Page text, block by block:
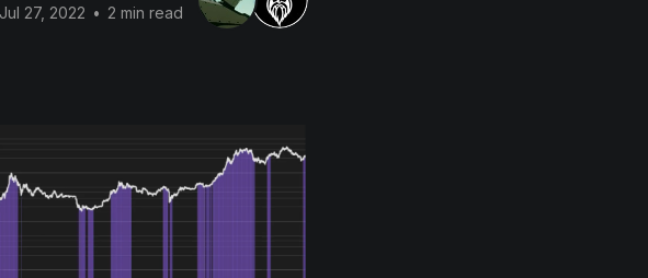
Jul 27, 2022 • 2 min read